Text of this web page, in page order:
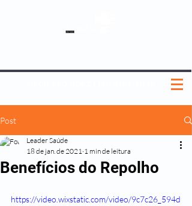
Post
Benefícios do Repolho
Leader Saúde
18 de jan. de 2021 1 min de leitura
https://video.wixstatic.com/video/9c7c26_594d